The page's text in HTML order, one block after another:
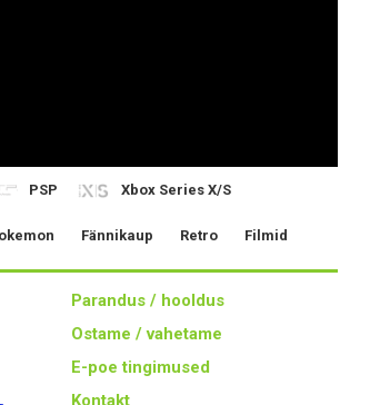
PSP Xbox Series X/S
Fännikaup Retro Filmid
Parandus / hooldus
Ostame / vahetame
E-poe tingimused
Kontakt